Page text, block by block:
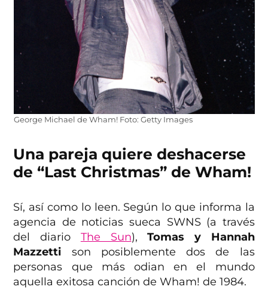
George Michael de Wham! Foto: Getty Images
Una pareja quiere deshacerse
de “Last Christmas” de Wham!
Sí, así como lo leen. Según lo que informa la
agencia de noticias sueca SWNS (a través
del diario The Sun),Tomas y Hannah
Mazzetti son posiblemente dos de las
personas que más odian en el mundo
aquella exitosa canción de Wham! de 1984.